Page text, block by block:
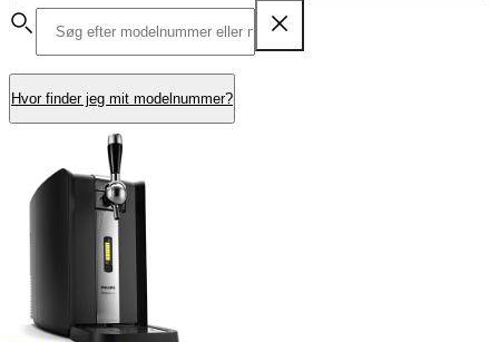
Hvor finder jeg mit modelnummer?